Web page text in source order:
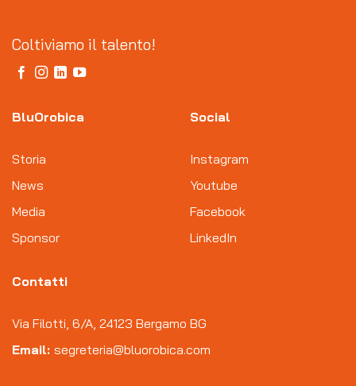
Coltiviamo il talento!
BluOrobica
Storia
News
Media
Sponsor
Social
Instagram
Youtube
Facebook
LinkedIn
Contatti
Via Filotti, 6/A, 24123 Bergamo BG
Email: segreteria@bluorobica.com